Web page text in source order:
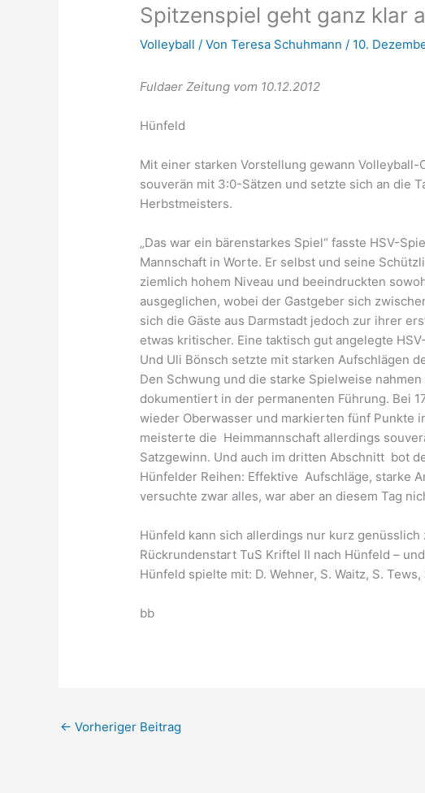
Spitzenspiel geht ganz klar
Volleyball / VonTeresa Schuhmann/ 10.
Fuldaer Zeitung vom 10.12.2012
Hünfeld
Mit einer starken Vorstellung gewann
souverän mit 3:0-Sätzen und setzte sich an die
Herbstmeisters.
„Das war ein bärenstarkes Spiel“ fasste HSV-
Mannschaft in Worte. Er selbst und seine
ziemlich hohem Niveau und beeindruckten
ausgeglichen, wobei der Gastgeber sich
sich die Gäste aus Darmstadt jedoch zur ihrer
etwas kritischer. Eine taktisch gut angelegte
Und Uli Bönsch setzte mit starken Aufschlägen
Den Schwung und die starke Spielweise
dokumentiert in der permanenten Führung. Bei
wieder Oberwasser und markierten fünf Punkte
meisterte die Heimmannschaft allerdings
Satzgewinn. Und auch im dritten Abschnitt bot
Hünfelder Reihen: Effektive Aufschläge, starke
versuchte zwar alles, war aber an diesem Tag
Hünfeld kann sich allerdings nur kurz
Rückrundenstart TuS Kriftel II nach Hünfeld –
Hünfeld spielte mit: D. Wehner, S. Waitz, S.
bb
← Vorheriger Beitrag